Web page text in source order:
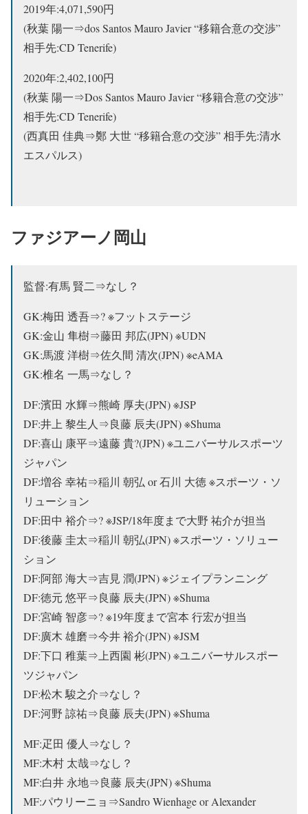
2019年:4,071,590円
(秋葉 陽一⇒dos Santos Mauro Javier “移籍合意の交渉”
相手先:CD Tenerife)
2020年:2,402,100円
(秋葉 陽一⇒Dos Santos Mauro Javier “移籍合意の交渉”
相手先:CD Tenerife)
(西真田 佳典⇒鄭 大世 “移籍合意の交渉” 相手先:清水
エスパルス)
ファジアーノ岡山
監督:有馬 賢二⇒なし？
GK:梅田 透吾⇒? ※フットステージ
GK:金山 隼樹⇒藤田 邦広(JPN) ※UDN
GK:馬渡 洋樹⇒佐久間 清次(JPN) ※eAMA
GK:椎名 一馬⇒なし？
DF:濱田 水輝⇒熊崎 厚夫(JPN) ※JSP
DF:井上 黎生人⇒良藤 辰夫(JPN) ※Shuma
DF:喜山 康平⇒遠藤 貴?(JPN) ※ユニバーサルスポーツ
ジャパン
DF:増谷 幸祐⇒稲川 朝弘 or 石川 大徳 ※スポーツ・ソ
リューション
DF:田中 裕介⇒? ※JSP/18年度まで大野 祐介が担当
DF:後藤 圭太⇒稲川 朝弘(JPN) ※スポーツ・ソリュー
ション
DF:阿部 海大⇒吉見 潤(JPN) ※ジェイプランニング
DF:徳元 悠平⇒良藤 辰夫(JPN) ※Shuma
DF:宮崎 智彦⇒? ※19年度まで宮本 行宏が担当
DF:廣木 雄磨⇒今井 裕介(JPN) ※JSM
DF:下口 稚葉⇒上西園 彬(JPN) ※ユニバーサルスポー
ツジャパン
DF:松木 駿之介⇒なし？
DF:河野 諒祐⇒良藤 辰夫(JPN) ※Shuma
MF:疋田 優人⇒なし？
MF:木村 太哉⇒なし？
MF:白井 永地⇒良藤 辰夫(JPN) ※Shuma
MF:パウリーニョ⇒Sandro Wienhage or Alexander